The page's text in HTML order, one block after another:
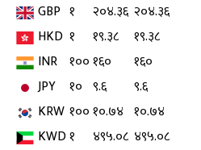
GBP १ २०४.३६ २०४.३६
HKD १ १९.३८
१९.३८
INR १००१६०
१६०
JPY
१० ९.६
९.६
KRW १००१०.७४ १०.७४
KWD१ ४९५.०८ ४९५.०८